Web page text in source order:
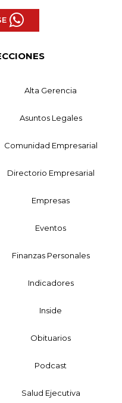
Alta Gerencia
Asuntos Legales
Comunidad Empresarial
Directorio Empresarial
Empresas
Eventos
Finanzas Personales
Indicadores
Inside
Obituarios
Podcast
Salud Ejecutiva